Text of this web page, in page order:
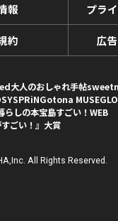
報 プラ
約 広
大人のおしゃれ手帖sweet
SPRiNGotona MUSE
らしの本宝島すごい！WEB
すごい！』大賞
All Rights Reserved.